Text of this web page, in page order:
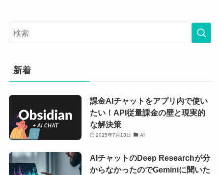
新着
課金AIチャットをアプリ内で使い
たい！API従量課金の壁と現実的
な解決策
2025年7月13日 AI
AIチャットのDeep Researchが分
からなかったのでGeminiに聞いた